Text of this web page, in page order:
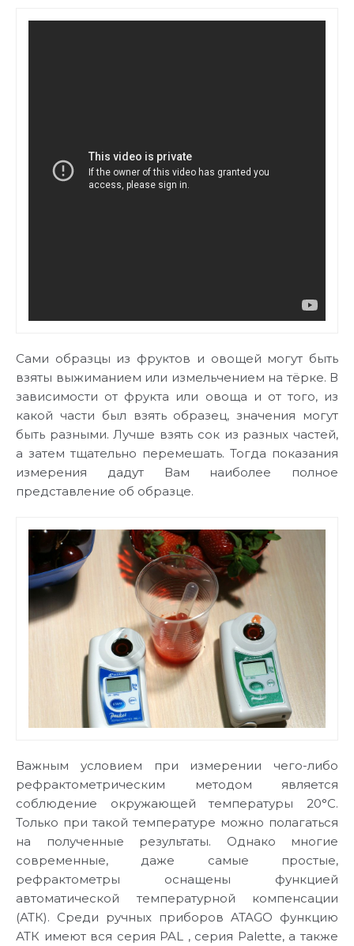
Сами образцы из фруктов и овощей могут быть
взяты выжиманием или измельчением на тёрке. В
зависимости от фрукта или овоща и от того, из
какой части был взять образец, значения могут
быть разными. Лучше взять сок из разных частей,
а затем тщательно перемешать. Тогда показания
измерения дадут Вам наиболее полное
представление об образце.
Важным условием при измерении чего-либо
рефрактометрическим методом является
соблюдение окружающей температуры 20°C.
Только при такой температуре можно полагаться
на полученные результаты. Однако многие
современные, даже самые простые,
рефрактометры оснащены функцией
автоматической температурной компенсации
(АТК). Среди ручных приборов ATAGO функцию
АТК имеют вся серия PAL , серия Palette, а также